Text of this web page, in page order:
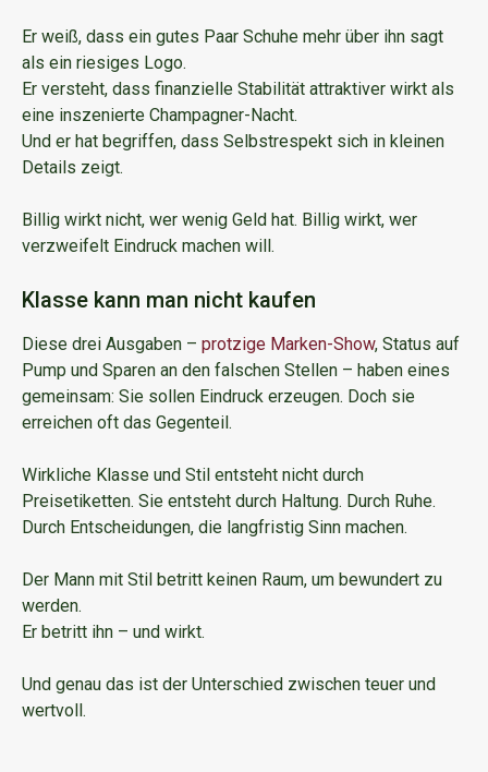
Er weiß, dass ein gutes Paar Schuhe mehr über ihn sagt
als ein riesiges Logo.
Er versteht, dass finanzielle Stabilität attraktiver wirkt als
eine inszenierte Champagner-Nacht.
Und er hat begriffen, dass Selbstrespekt sich in kleinen
Details zeigt.
Billig wirkt nicht, wer wenig Geld hat. Billig wirkt, wer
verzweifelt Eindruck machen will.
Klasse kann man nicht kaufen
Diese drei Ausgaben – protzige Marken-Show, Status auf
Pump und Sparen an den falschen Stellen – haben eines
gemeinsam: Sie sollen Eindruck erzeugen. Doch sie
erreichen oft das Gegenteil.
Wirkliche Klasse und Stil entsteht nicht durch
Preisetiketten. Sie entsteht durch Haltung. Durch Ruhe.
Durch Entscheidungen, die langfristig Sinn machen.
Der Mann mit Stil betritt keinen Raum, um bewundert zu
werden.
Er betritt ihn – und wirkt.
Und genau das ist der Unterschied zwischen teuer und
wertvoll.